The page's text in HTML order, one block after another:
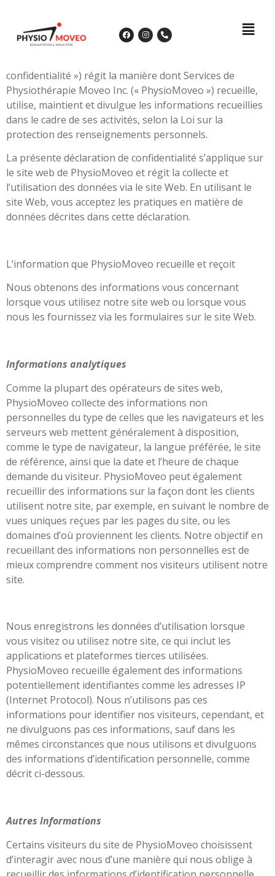
Politique de confidentialité
confidentialité ») régit la manière dont Services de
Physiothérapie Moveo Inc. (« PhysioMoveo ») recueille,
utilise, maintient et divulgue les informations recueillies
dans le cadre de ses activités, selon la Loi sur la
protection des renseignements personnels.
La présente déclaration de confidentialité s’applique sur
le site web de PhysioMoveo et régit la collecte et
l’utilisation des données via le site Web. En utilisant le
site Web, vous acceptez les pratiques en matière de
données décrites dans cette déclaration.
L’information que PhysioMoveo recueille et reçoit
Nous obtenons des informations vous concernant
lorsque vous utilisez notre site web ou lorsque vous
nous les fournissez via les formulaires sur le site Web.
Informations analytiques
Comme la plupart des opérateurs de sites web,
PhysioMoveo collecte des informations non
personnelles du type de celles que les navigateurs et les
serveurs web mettent généralement à disposition,
comme le type de navigateur, la langue préférée, le site
de référence, ainsi que la date et l’heure de chaque
demande du visiteur. PhysioMoveo peut également
recueillir des informations sur la façon dont les clients
utilisent notre site, par exemple, en suivant le nombre de
vues uniques reçues par les pages du site, ou les
domaines d’où proviennent les clients. Notre objectif en
recueillant des informations non personnelles est de
mieux comprendre comment nos visiteurs utilisent notre
site.
Nous enregistrons les données d’utilisation lorsque
vous visitez ou utilisez notre site, ce qui inclut les
applications et plateformes tierces utilisées.
PhysioMoveo recueille également des informations
potentiellement identifiantes comme les adresses IP
(Internet Protocol). Nous n’utilisons pas ces
informations pour identifier nos visiteurs, cependant, et
ne divulguons pas ces informations, sauf dans les
mêmes circonstances que nous utilisons et divulguons
des informations d’identification personnelle, comme
décrit ci-dessous.
Autres Informations
Certains visiteurs du site de PhysioMoveo choisissent
d’interagir avec nous d’une manière qui nous oblige à